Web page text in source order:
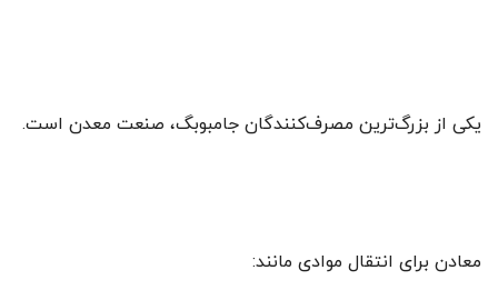
یکی از بزرگ‌ترین مصرف‌کنندگان جامبوبگ، صنعت معدن است.
معادن برای انتقال موادی مانند: